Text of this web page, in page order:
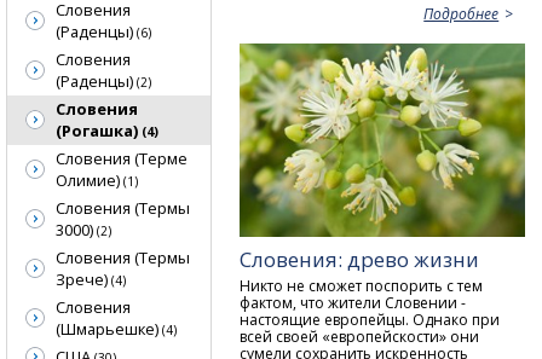
Подробнее
Словения: древо жизни
Никто не сможет поспорить с тем
фактом, что жители Словении -
настоящие европейцы. Однако при
всей своей «европейскости» они
сумели сохранить искренность
Словения
(Раденцы) (6)
Словения
(Раденцы) (2)
Словения
(Рогашка) (4)
Словения (Терме
Олимие) (1)
Словения (Термы
3000) (2)
Словения (Термы
Зрече) (4)
Словения
(Шмарьешке) (4)